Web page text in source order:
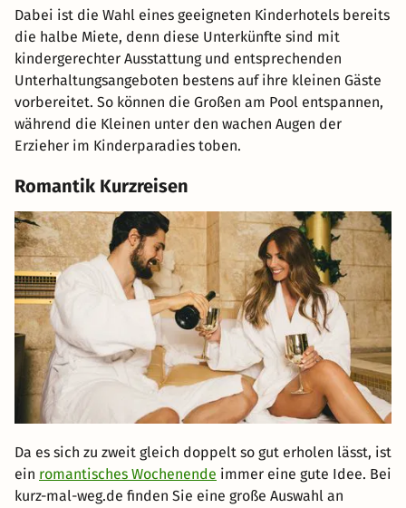
Dabei ist die Wahl eines geeigneten Kinderhotels bereits
die halbe Miete, denn diese Unterkünfte sind mit
kindergerechter Ausstattung und entsprechenden
Unterhaltungsangeboten bestens auf ihre kleinen Gäste
vorbereitet. So können die Großen am Pool entspannen,
während die Kleinen unter den wachen Augen der
Erzieher im Kinderparadies toben.
Romantik Kurzreisen
Da es sich zu zweit gleich doppelt so gut erholen lässt, ist
ein romantisches Wochenende immer eine gute Idee. Bei
kurz-mal-weg.de finden Sie eine große Auswahl an